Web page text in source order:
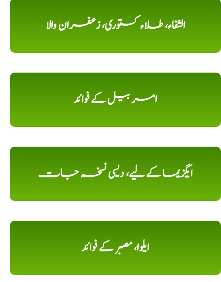
الشفاء، طلاء کستوری، زعفران والا
امر بیل کے فوائد
ایگزیما کے لیے، دیسی نسخہ جات
ایلوا، مصبر کے فوائد